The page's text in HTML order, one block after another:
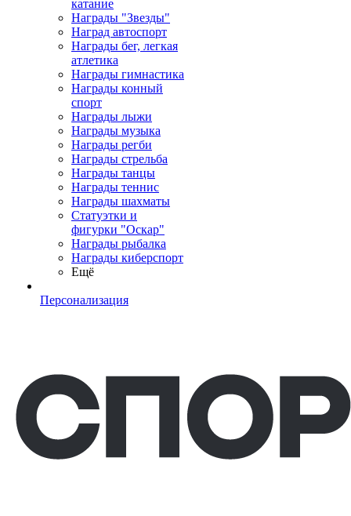
катание
Награды "Звезды"
Наград автоспорт
Награды бег, легкая
атлетика
Награды гимнастика
Награды конный
спорт
Награды лыжи
Награды музыка
Награды регби
Награды стрельба
Награды танцы
Награды теннис
Награды шахматы
Статуэтки и
фигурки "Оскар"
Награды рыбалка
Награды киберспорт
Ещё
Персонализация